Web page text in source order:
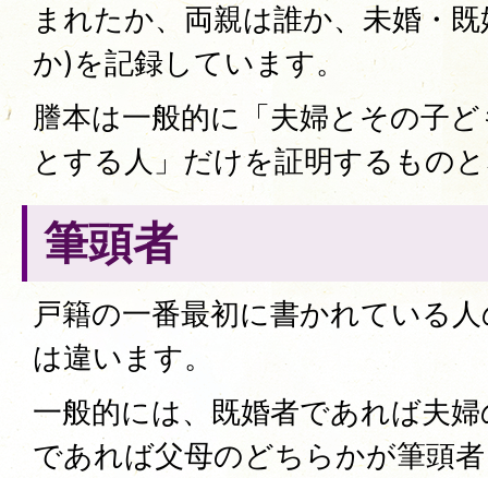
まれたか、両親は誰か、未婚・
か)を記録しています。
謄本は一般的に「夫婦とその子
とする人」だけを証明するもの
筆頭者
戸籍の一番最初に書かれている
は違います。
一般的には、既婚者であれば夫
であれば父母のどちらかが筆頭